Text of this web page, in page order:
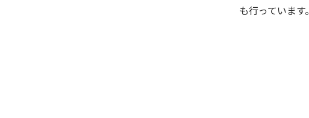
も行っています。